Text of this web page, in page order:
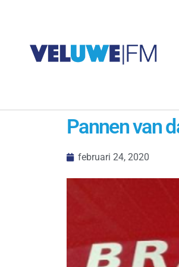
Pannen van
februari 24, 2020